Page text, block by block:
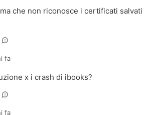
che non riconosce i certificati salvati
fa
x i crash di ibooks?
fa